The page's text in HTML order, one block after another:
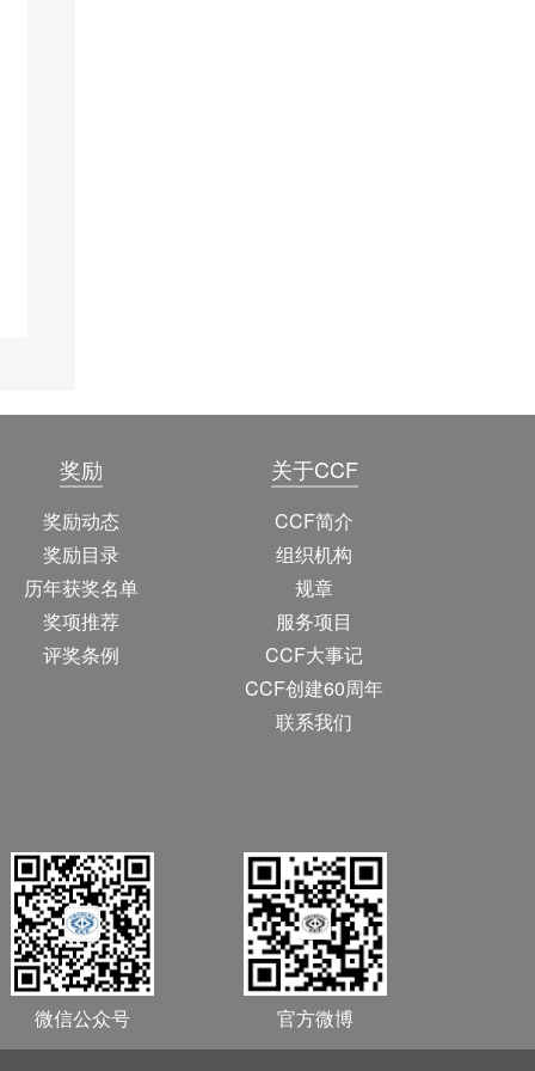
奖励
奖励动态
奖励目录
历年获奖名单
奖项推荐
评奖条例
关于CCF
CCF简介
组织机构
规章
服务项目
CCF大事记
CCF创建60周年
联系我们
微信公众号 官方微博